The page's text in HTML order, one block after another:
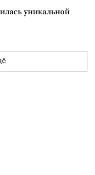
уникальной